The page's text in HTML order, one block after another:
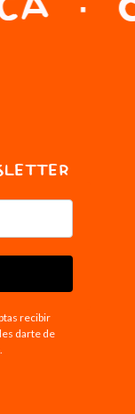
·
recibir
darte de